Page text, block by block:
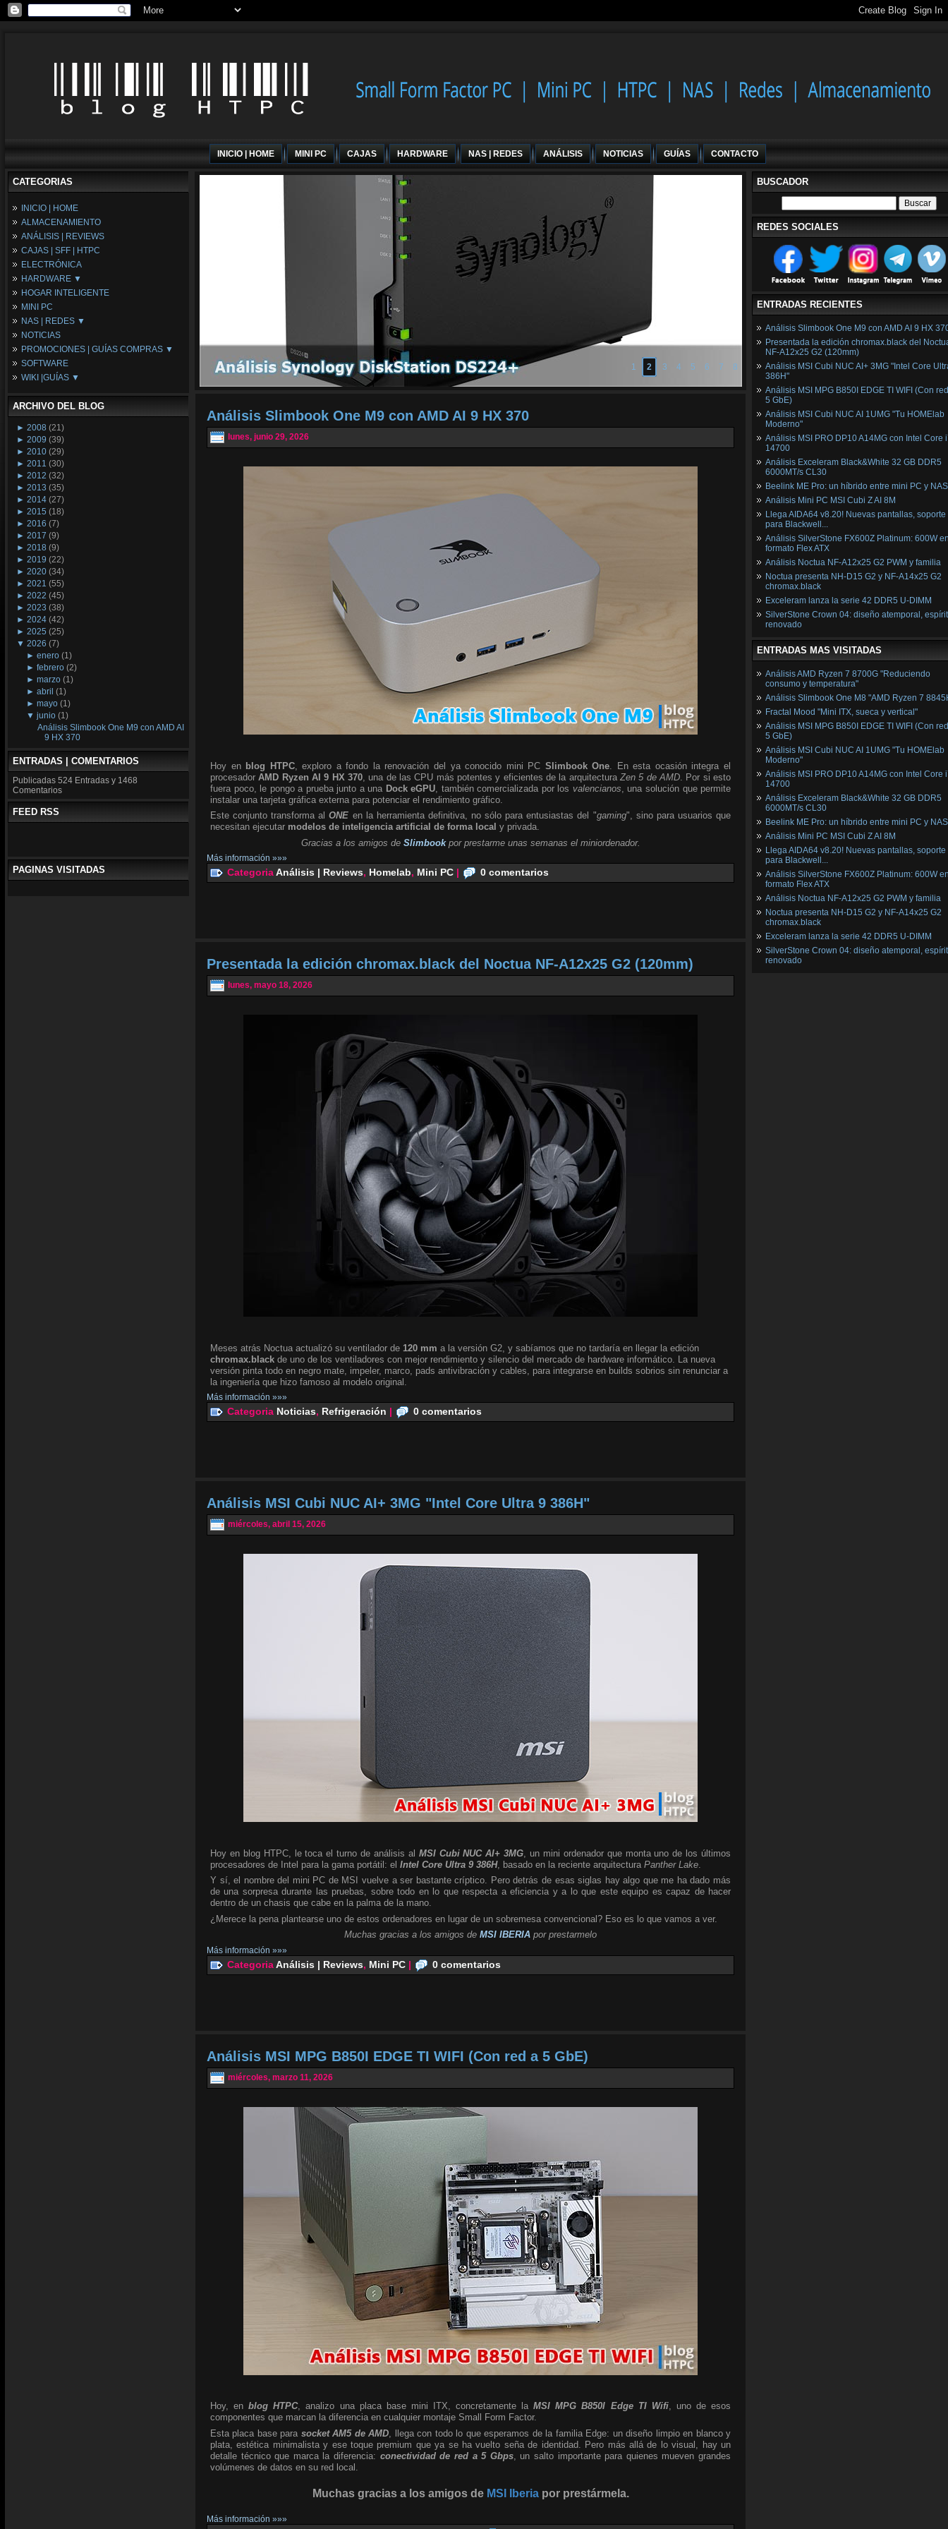
INICIO | HOME MINI PC CAJAS HARDWARE NAS | REDES ANÁLISIS NOTICIAS GUÍAS CONTACTO
CATEGORIAS
INICIO | HOME
ALMACENAMIENTO
ANÁLISIS | REVIEWS
CAJAS | SFF | HTPC
ELECTRÓNICA
HARDWARE ▼
Fuentes de Alimentación
Memória RAM
Placas Base
Procesadores
Periféricos
Refrigeración
Tarjetas Gráficas
HOGAR INTELIGENTE
MINI PC
NAS | REDES ▼
NAS
Espacio Synology
Redes
NOTICIAS
PROMOCIONES | GUÍAS COMPRAS ▼
Configuraciones Ordenadores
Guías de Compras
SOFTWARE
WIKI |GUÍAS ▼
Wikipedia
ARCHIVO DEL BLOG
► 2008 (21)
► 2009 (39)
► 2010 (29)
► 2011 (30)
► 2012 (32)
► 2013 (35)
► 2014 (27)
► 2015 (18)
► 2016 (7)
► 2017 (9)
► 2018 (9)
► 2019 (22)
► 2020 (34)
► 2021 (55)
► 2022 (45)
► 2023 (38)
► 2024 (42)
► 2025 (25)
▼ 2026 (7)
►enero (1)
►febrero (2)
►marzo (1)
►abril (1)
►mayo (1)
▼junio (1)
Análisis Slimbook One M9 con AMD AI
9 HX 370
ENTRADAS | COMENTARIOS
Publicadas 524 Entradas y 1468
Comentarios
FEED RSS
PAGINAS VISITADAS
1 2 3 4 5 6 7 8
Análisis Slimbook One M9 con AMD AI 9 HX 370
lunes, junio 29, 2026
Hoy en blog HTPC, exploro a fondo la renovación del ya conocido mini PC Slimbook One . En esta ocasión integra el
procesadorAMD Ryzen AI 9 HX 370 , una de las CPU más potentes y eficientes de la arquitecturaZen 5 de AMD . Por si esto
fuera poco, le pongo a prueba junto a una Dock eGPU , también comercializada por los valencianos , una solución que permite
instalar una tarjeta gráfica externa para potenciar el rendimiento gráfico.
Este conjunto transforma alONE en la herramienta definitiva, no sólo para entusiastas del "gaming", sino para usuarios que
necesitan ejecutar modelos de inteligencia artificial de forma local y privada.
Gracias a los amigos de Slimbook por prestarme unas semanas el miniordenador.
Más información »»»
CategoriaAnálisis | Reviews, Homelab, Mini PC | 0 comentarios
Presentada la edición chromax.black del Noctua NF‑A12x25 G2 (120mm)
lunes, mayo 18, 2026
Meses atrás Noctua actualizó su ventilador de 120 mm a la versión G2, y sabíamos que no tardaría en llegar la edición
chromax.black de uno de los ventiladores con mejor rendimiento y silencio del mercado de hardware informático. La nueva
versión pinta todo en negro mate, impeler, marco, pads antivibración y cables, para integrarse en builds sobrios sin renunciar a
la ingeniería que hizo famoso al modelo original.
Más información »»»
Categoria Noticias, Refrigeración | 0 comentarios
Análisis MSI Cubi NUC AI+ 3MG "Intel Core Ultra 9 386H"
miércoles, abril 15, 2026
Hoy en blog HTPC, le toca el turno de análisis al MSI Cubi NUC AI+ 3MG , un mini ordenador que monta uno de los últimos
procesadores de Intel para la gama portátil: el Intel Core Ultra 9 386H, basado en la reciente arquitectura Panther Lake
Y sí, el nombre del mini PC de MSI vuelve a ser bastante críptico. Pero detrás de esas siglas hay algo que me ha dado más
de una sorpresa durante las pruebas, sobre todo en lo que respecta a eficiencia y a lo que este equipo es capaz de hacer
dentro de un chasis que cabe en la palma de la mano.
¿Merece la pena plantearse uno de estos ordenadores en lugar de un sobremesa convencional? Eso es lo que vamos a ver.
Muchas gracias a los amigos de MSI IBERIA por prestarmelo
Más información »»»
CategoriaAnálisis | Reviews, Mini PC | 0 comentarios
Análisis MSI MPG B850I EDGE TI WIFI (Con red a 5 GbE)
miércoles, marzo 11, 2026
Hoy, enblog HTPC, analizo una placa base mini ITX, concretamente laMSI MPG B850I Edge TI Wifi, uno de esos
componentes que marcan la diferencia en cualquier montaje Small Form Factor.
Esta placa base para socket AM5 de AMD , llega con todo lo que esperamos de la familia Edge: un diseño limpio en blanco y
plata, estética minimalista y ese toque premium que ya se ha vuelto seña de identidad. Pero más allá de lo visual, hay un
detalle técnico que marca la diferencia: conectividad de red a 5 Gbps, un salto importante para quienes mueven grandes
volúmenes de datos en su red local.
Muchas gracias a los amigos de MSI Iberiapor prestármela.
Más información »»»
BUSCADOR
REDES SOCIALES
ENTRADAS RECIENTES
Análisis Slimbook One M9 con AMD AI 9 HX
Presentada la edición chromax.black del
NF‑A12x25 G2 (120mm)
Análisis MSI Cubi NUC AI+ 3MG "Intel Core
386H"
Análisis MSI MPG B850I EDGE TI WIFI (Con
5 GbE)
Análisis MSI Cubi NUC AI 1UMG "Tu HOMElab
Moderno"
Análisis MSI PRO DP10 A14MG con Intel Core
14700
Análisis Exceleram Black&White 32 GB DDR5
6000MT/s CL30
Beelink ME Pro: un híbrido entre mini PC y NAS
Análisis Mini PC MSI Cubi Z AI 8M
Llega AIDA64 v8.20! Nuevas pantallas, soporte
para Blackwell...
Análisis SilverStone FX600Z Platinum: 600W
formato Flex ATX
Análisis Noctua NF-A12x25 G2 PWM y familia
Noctua presenta NH-D15 G2 y NF-A14x25 G2
chromax.black
Exceleram lanza la serie 42 DDR5 U-DIMM
SilverStone Crown 04: diseño atemporal,
renovado
ENTRADAS MAS VISITADAS
Análisis AMD Ryzen 7 8700G "Reduciendo
consumo y temperatura"
Análisis Slimbook One M8 "AMD Ryzen 7
Fractal Mood "Mini ITX, sueca y vertical"
Análisis MSI MPG B850I EDGE TI WIFI (Con
5 GbE)
Análisis MSI Cubi NUC AI 1UMG "Tu HOMElab
Moderno"
Análisis MSI PRO DP10 A14MG con Intel Core
14700
Análisis Exceleram Black&White 32 GB DDR5
6000MT/s CL30
Beelink ME Pro: un híbrido entre mini PC y NAS
Análisis Mini PC MSI Cubi Z AI 8M
Llega AIDA64 v8.20! Nuevas pantallas, soporte
para Blackwell...
Análisis SilverStone FX600Z Platinum: 600W
formato Flex ATX
Análisis Noctua NF-A12x25 G2 PWM y familia
Noctua presenta NH-D15 G2 y NF-A14x25 G2
chromax.black
Exceleram lanza la serie 42 DDR5 U-DIMM
SilverStone Crown 04: diseño atemporal,
renovado